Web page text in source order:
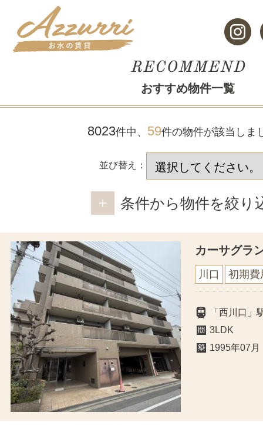
おすすめ物件一覧
8023件中、 59件の物件が該当しま
並び替え：
条件から物件を絞り
カーサグラ
川口 初期費
「西川口
3LDK
1995年07月